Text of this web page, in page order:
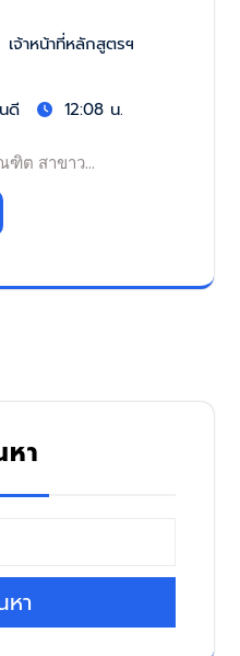
เจ้าหน้าที่หลักสูตรฯ
ดี
12:08 น.
ฑิต สาขาว…
า
หา